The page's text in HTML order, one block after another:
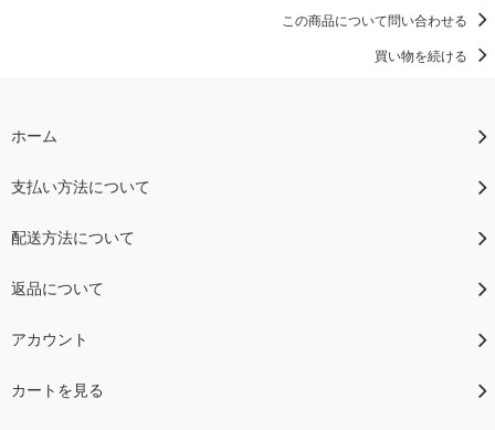
この商品について問い合わせる
買い物を続ける
ホーム
支払い方法について
配送方法について
返品について
アカウント
カートを見る